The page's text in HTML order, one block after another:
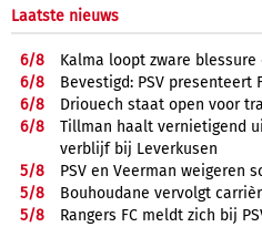
Laatste nieuws
6/8
Kalma loopt zware blessure
6/8
Bevestigd: PSV presenteert
6/8
Driouech staat open voor
6/8
Tillman haalt vernietigend
verblijf bij Leverkusen
5/8
PSV en Veerman weigeren
5/8
Bouhoudane vervolgt
5/8
Rangers FC meldt zich bij